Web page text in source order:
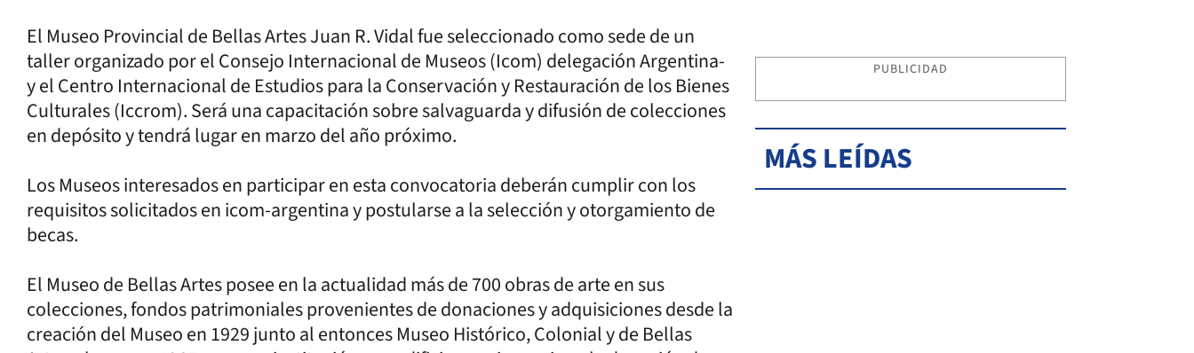
El Museo Provincial de Bellas Artes Juan R. Vidal fue seleccionado como sede de un
taller organizado por el Consejo Internacional de Museos (Icom) delegación Argentina-
y el Centro Internacional de Estudios para la Conservación y Restauración de los Bienes
Culturales (Iccrom). Será una capacitación sobre salvaguarda y difusión de colecciones
en depósito y tendrá lugar en marzo del año próximo.
Los Museos interesados en participar en esta convocatoria deberán cumplir con los
requisitos solicitados en icom-argentina y postularse a la selección y otorgamiento de
becas.
El Museo de Bellas Artes posee en la actualidad más de 700 obras de arte en sus
colecciones, fondos patrimoniales provenientes de donaciones y adquisiciones desde la
creación del Museo en 1929 junto al entonces Museo Histórico, Colonial y de Bellas
PUBLICIDAD
MÁS LEÍDAS